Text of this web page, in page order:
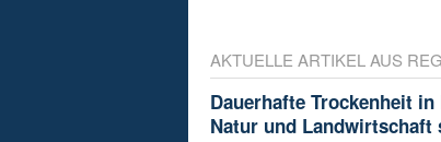
AKTUELLE ARTIKEL AUS
Dauerhafte Trockenheit
Natur und Landwirtschaft